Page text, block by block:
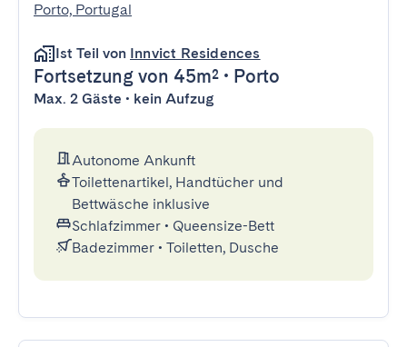
Porto, Portugal
Ist Teil von Innvict Residences
Fortsetzung von 45m² • Porto
Max. 2 Gäste • kein Aufzug
Autonome Ankunft
Toilettenartikel, Handtücher und
Bettwäsche inklusive
Schlafzimmer • Queensize-Bett
Badezimmer • Toiletten, Dusche